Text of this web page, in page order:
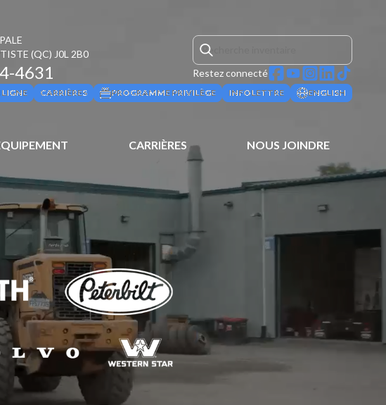
(QC) J0L 2B0
4631 Restez connecté
CARRIÈRES PROGRAMME PRIVILÈGE INFOLETTRE ENGLISH
CARRIÈRES NOUS JOINDRE